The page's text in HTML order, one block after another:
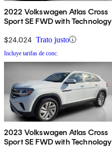
2022 Volkswagen Atlas Cross
Sport SE FWD with Technology
$24,024 Trato justo
Incluye tarifas de conc.
2023 Volkswagen Atlas Cross
Sport SE FWD with Technology